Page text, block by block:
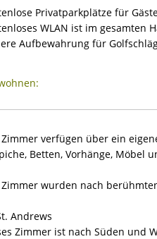
Privatparkplätze für
WLAN ist im gesamten
Aufbewahrung für
verfügen über ein
Betten, Vorhänge, Möbel
wurden nach
Andrews
Zimmer ist nach Süden und